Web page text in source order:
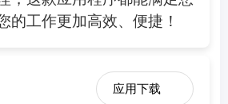
的工作更加高效、便捷！
应用下载